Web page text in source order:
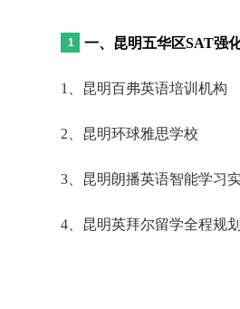
一、昆明五华区SAT强
1、昆明百弗英语培训机构
2、昆明环球雅思学校
3、昆明朗播英语智能学习
4、昆明英拜尔留学全程规